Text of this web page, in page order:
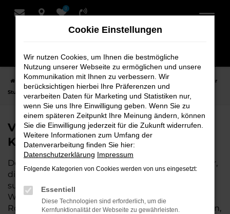
Zum
0
Startseite Stuhr VW
VW T-Roc Fahrzeuge bei Schmidt + Koch für
Stuhr
VW T-Roc Fahrzeuge bei Schmidt +
Koch für Stuhr
Der VW T-Roc ist die perfekte Wahl für alle in Stuhr,
die ein zuverlässiges und modernes Fahrzeug
suchen. Ob für den täglichen Arbeitsweg,
Wochenendausflüge oder lange Reisen, der VW T-
Roc bietet Komfort, Effizienz und modernes Design,
Cookie Einstellungen
Wir nutzen Cookies, um Ihnen die bestmögliche
Nutzung unserer Webseite zu ermöglichen und unsere
Kommunikation mit Ihnen zu verbessern. Wir
berücksichtigen hierbei Ihre Präferenzen und
verarbeiten Daten für Marketing und Statistiken nur,
wenn Sie uns Ihre Einwilligung geben. Wenn Sie zu
einem späteren Zeitpunkt Ihre Meinung ändern, können
Sie die Einwilligung jederzeit für die Zukunft widerrufen.
Weitere Informationen zum Umfang der
Datenverarbeitung finden Sie hier:
Datenschutzerklärung Impressum
Folgende Kategorien von Cookies werden von uns eingesetzt:
Essentiell
Diese Technologien sind erforderlich, um die
Kernfunktionalität der Webseite zu gewährleisten.